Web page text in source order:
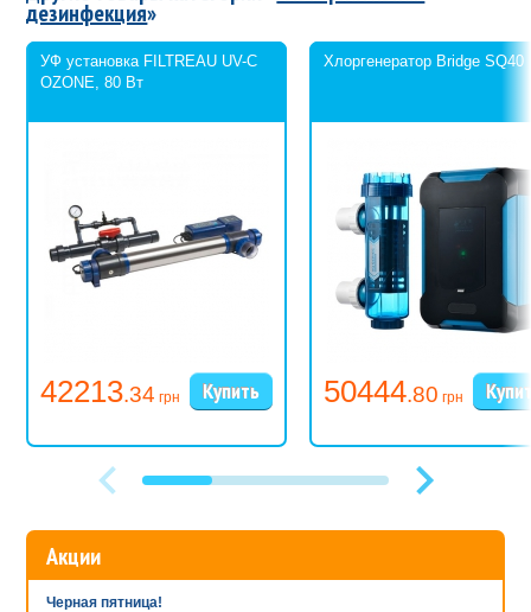
дезинфекция»
УФ установка FILTREAU UV-C
OZONE, 80 Вт
42213.34 грн
Хлоргенератор Bridge SQ40
50444.80 грн
Акции
Черная пятница!